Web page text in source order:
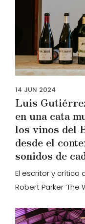
14 JUN 2024
Luis
en una cata
los vinos del
desde el
sonidos de
El escritor y crítico
Robert Parker ‘The